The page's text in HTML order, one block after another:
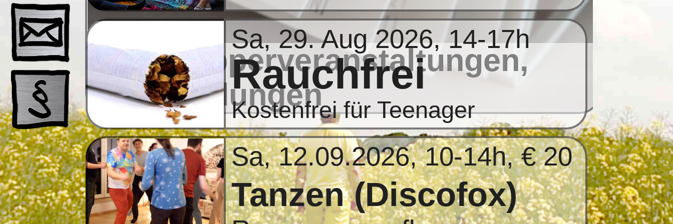
Schnupperveranstaltungen,
Ausbildungen
Sa, 29. Aug 2026, 14-17h
Rauchfrei
Kostenfrei für Teenager
Sa, 12.09.2026, 10-14h, € 20
Tanzen (Discofox)